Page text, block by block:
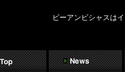
ビーアンビシャスは